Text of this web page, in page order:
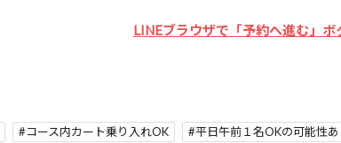
LINEブラウザで「予約へ進む」
コース内カート乗り入れOK 平日午前１名OKの可能性あ